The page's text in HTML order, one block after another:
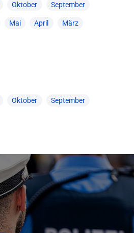
Oktober September
Mai April März
Oktober September